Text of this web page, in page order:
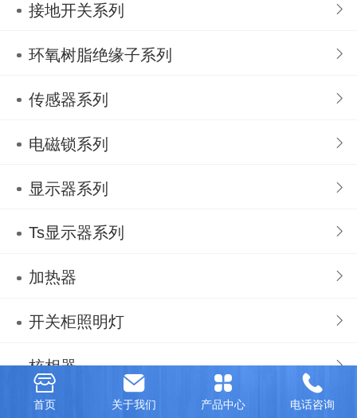
接地开关系列
环氧树脂绝缘子系列
传感器系列
电磁锁系列
显示器系列
Ts显示器系列
加热器
开关柜照明灯
核相器
首页 关于我们 产品中心 电话咨询